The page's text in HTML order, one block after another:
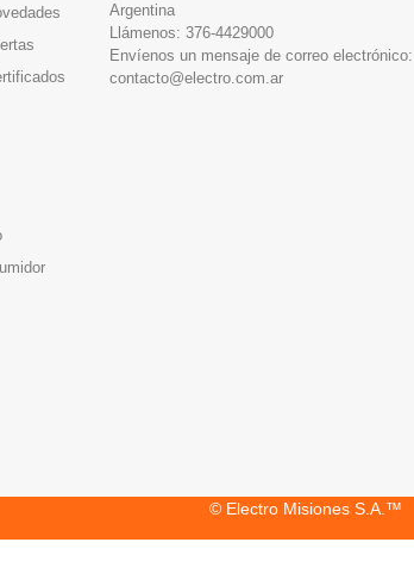
Argentina
Llámenos: 376-4429000
Envíenos un mensaje de correo electrónico:
contacto@electro.com.ar
© Electro Misiones S.A.™